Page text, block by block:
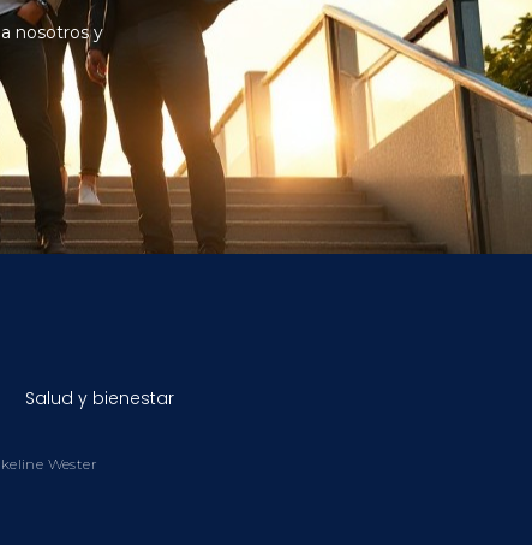
nosotros y
Salud y bienestar
Wester